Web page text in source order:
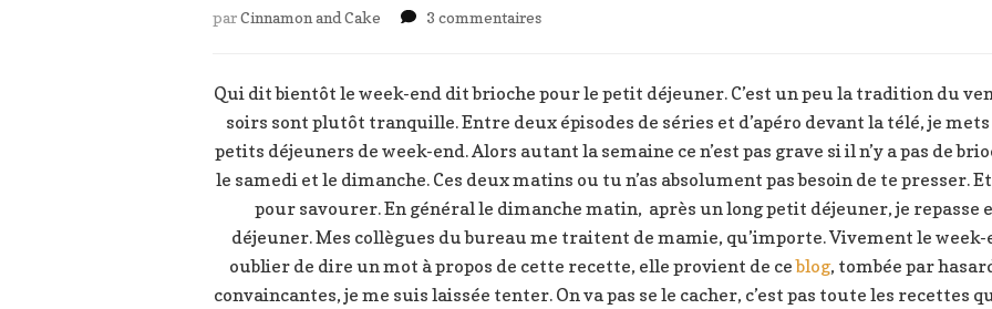
parCinnamon and Cake 3 commentairessur
enfin
une
mie
filante
Qui dit bientôt le week-end dit brioche pour le petit déjeuner. C’est un peu la tradition du
soirs sont plutôt tranquille. Entre deux épisodes de séries et d’apéro devant la télé, je
petits déjeuners de week-end. Alors autant la semaine ce n’est pas grave si il n’y a pas de
le samedi et le dimanche. Ces deux matins ou tu n’as absolument pas besoin de te presser.
pour savourer. En général le dimanche matin, après un long petit déjeuner, je repasse
déjeuner. Mes collègues du bureau me traitent de mamie, qu’importe. Vivement le week-
oublier de dire un mot à propos de cette recette, elle provient de ceblog, tombée par
convaincantes, je me suis laissée tenter. On va pas se le cacher, c’est pas toute les recettes